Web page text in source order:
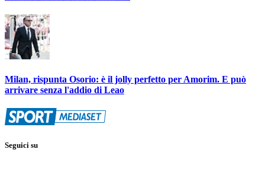
Milan, rispunta Osorio: è il jolly perfetto per Amorim. E può
arrivare senza l'addio di Leao
Seguici su